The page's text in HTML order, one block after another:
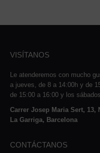
VISÍTANOS
Le atenderemos con mucho
a jueves, de 8 a 14:00h y de
de 15:00 a 16:00 y los
Carrer Josep Maria Sert, 13,
La Garriga, Barcelona
CONTÁCTANOS